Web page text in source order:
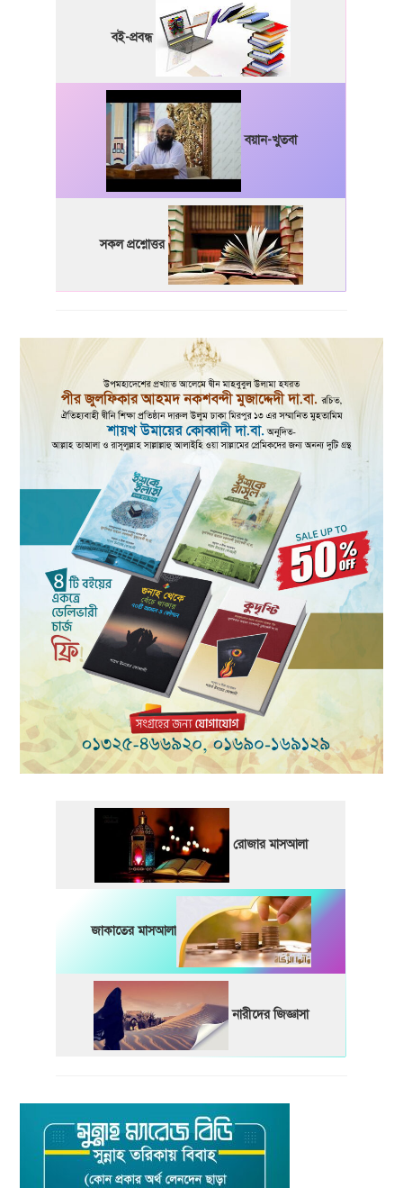
বই-প্রবন্ধ
বয়ান-খুতবা
সকল প্রশ্নোত্তর
রোজার মাসআলা
জাকাতের মাসআলা
নারীদের জিজ্ঞাসা